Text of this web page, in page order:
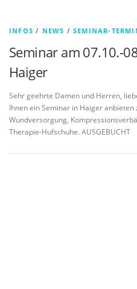
INFOS / NEWS /SEMINAR-
Seminar am 07.10.-
Haiger
Sehr geehrte Damen und Herren,
Ihnen ein Seminar in Haiger
Wundversorgung,
Therapie-Hufschuhe. AUSGEBUCHT